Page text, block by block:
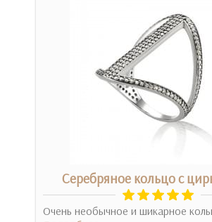
Серебряное кольцо с
Очень необычное и шикарное